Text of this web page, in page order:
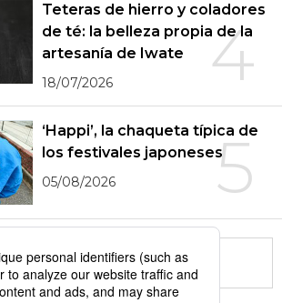
4
Teteras de hierro y coladores
de té: la belleza propia de la
artesanía de Iwate
18/07/2026
5
‘Happi’, la chaqueta típica de
los festivales japoneses
05/08/2026
More in this series